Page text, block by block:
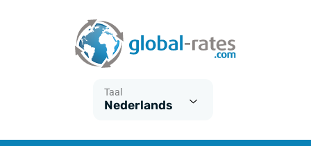
Taal
Nederlands
Wat is CPI inflatie?
Wat is HICP inflatie?
Euribor historie
Inflatiecalculator